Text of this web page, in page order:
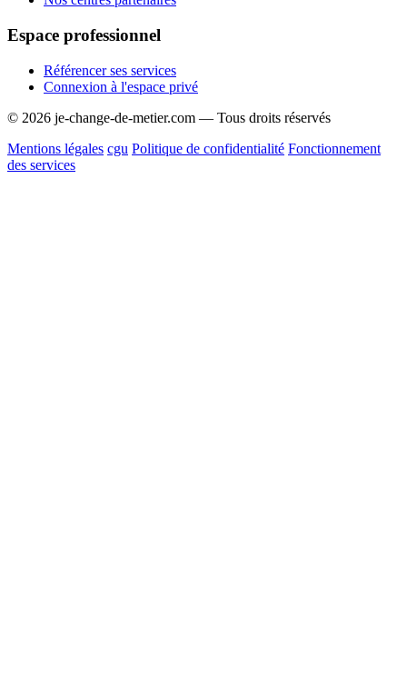
Espace professionnel
Référencer ses services
Connexion à l'espace privé
© 2026 je-change-de-metier.com — Tous droits réservés
Mentions légales cgu Politique de confidentialité Fonctionnement
des services